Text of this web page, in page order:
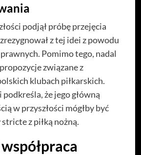
podjął próbę przejęcia
z tej idei z powodu
Pomimo tego, nadal
związane z
klubach piłkarskich.
że jego główną
w przyszłości mógłby być
z piłką nożną.